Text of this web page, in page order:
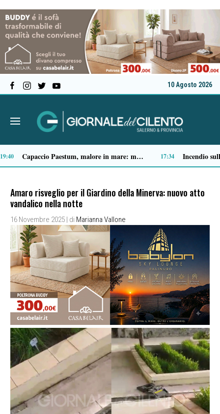
10 Agosto 2026
09:05 09:04
Amaro risveglio per il Giardino della Minerva: nuovo atto
vandalico nella notte
16 Novembre 2025 | di Marianna Vallone